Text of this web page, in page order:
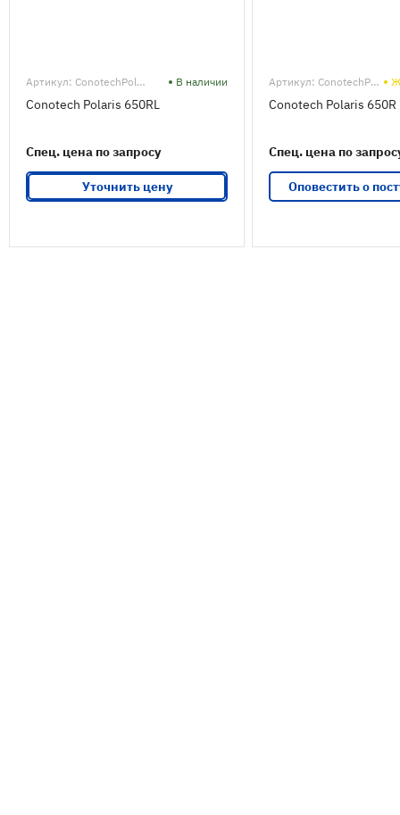
Артикул: ConotechPolaris650RL В наличии
Conotech Polaris 650RL
Спец. цена по запросу
Уточнить цену
Артикул: ConotechPolaris650R
Conotech Polaris 650R
Спец. цена по
Оповестить о